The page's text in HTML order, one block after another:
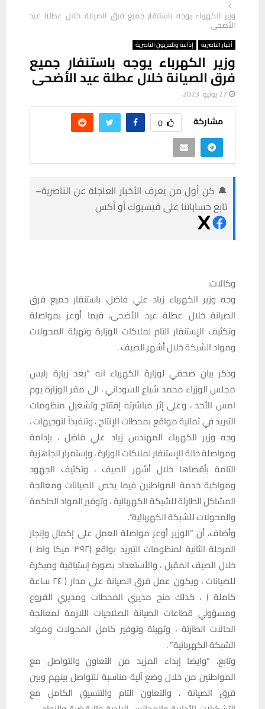
وزير الكهرباء يوجه باستنفار جميع فرق الصيانة خلال عطلة عيد
الأضحى
أخبار الناصرية إذاعة وتلفزيون الناصرية
وزير الكهرباء يوجه باستنفار جميع
فرق الصيانة خلال عطلة عيد الأضحى
27 يونيو، 2023
مشاركة 0
🔔 كن أول من يعرف الأخبار العاجلة عن الناصرية–
تابع حساباتنا على فيسبوك أو أكس
وكالات:
وجه وزير الكهرباء زياد علي فاضل، باستنفار جميع فرق
الصيانة خلال عطلة عيد الأضحى، فيما أوعز بمواصلة
وتكثيف الإستنفار التام لملاكات الوزارة وتهيئة المحولات
ومواد الشبكة خلال أشهر الصيف .
وذكر بيان صحفي لوزارة الكهرباء انه “بعد زيارة رئيس
مجلس الوزراء محمد شياع السوداني ، الى مقر الوزارة يوم
امس الأحد ، وعلى إثر مباشرته إفتتاح وتشغيل منظومات
التبريد في ثمانية مواقع بمحطات الإنتاج ، وتنفيذاً لتوجيهات ،
وجه وزير الكهرباء المهندس زياد علي فاضل ، بإدامة
ومواصلة حالة الإستنفار لملاكات الوزارة ، وإستمرار الجاهزية
التامة بأقصاها خلال أشهر الصيف ، وتكثيف الجهود
ومواكبة خدمة المواطنين فيما يخص الصيانات ومعالجة
المشاكل الطارئة للشبكة الكهربائية ، وتوفير المواد الحاكمة
والمحولات للشبكة الكهربائية”.
وأضاف، أن “الوزير أوعز مواصلة العمل على إكمال وإنجاز
المرحلة الثانية لمنظومات التبريد بواقع (٣٩٢ ميكا واط )
خلال الصيف المقبل ، والأستعداد بصورة إستباقية ومبكرة
للصيانات ، ويكون عمل فرق الصيانة على مدار ( ٢٤ ساعة
كاملة ) ، كذلك منح مديري المحطات ومديري الفروع
ومسؤولي قطاعات الصيانة الصلاحيات اللازمة لمعالجة
الحالات الطارئة ، وتهيئة وتوفير كامل المحولات ومواد
الشبكة الكهربائية” .
وتابع، “وايضا إبداء المزيد من التعاون والتواصل مع
المواطنين من خلال وضع آلية مناسبة للتواصل بينهم وبين
فرق الصيانة ، والتعاون التام والتنسيق الكامل مع